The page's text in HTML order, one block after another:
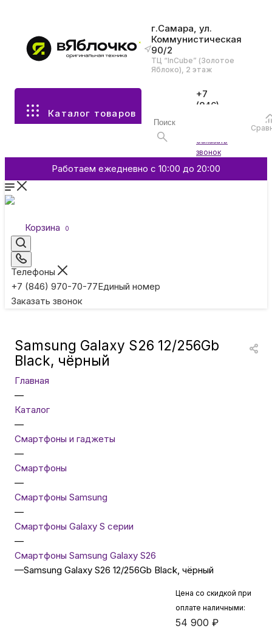
г.Самара, ул.
Коммунистическая
90/2
ТЦ “InCube” (Золотое
Яблоко), 2 этаж
Каталог товаров
+7
(846)
Заказать
звонок
Работаем ежедневно с 10:00 до 20:00
Корзина 0
Телефоны
+7 (846) 970-70-77Единый номер
Заказать звонок
Все разделы каталога
Аксессуары
Смартфоны и гаджеты
Умные кольца
Красота и здоровье
Samsung Galaxy S26 12/256Gb
Black, чёрный
Главная
—
Каталог
—
Смартфоны и гаджеты
—
Смартфоны
—
Смартфоны Samsung
—
Смартфоны Galaxy S серии
—
Смартфоны Samsung Galaxy S26
—Samsung Galaxy S26 12/256Gb Black, чёрный
Цена со скидкой при
оплате наличными:
54 900 ₽